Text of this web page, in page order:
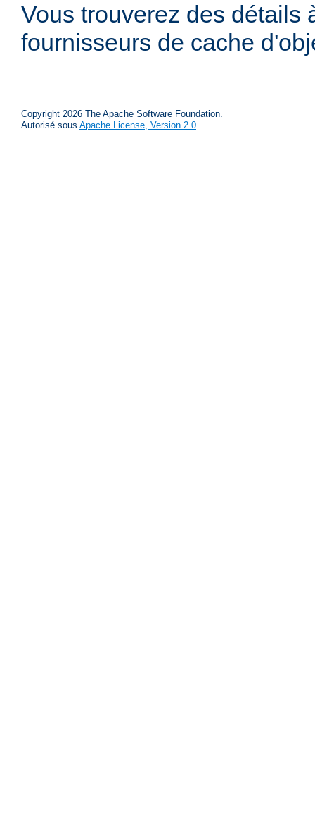
Vous trouverez des détails
fournisseurs de cache
Copyright 2026 The Apache Software Foundation.
Autorisé sous Apache License, Version 2.0